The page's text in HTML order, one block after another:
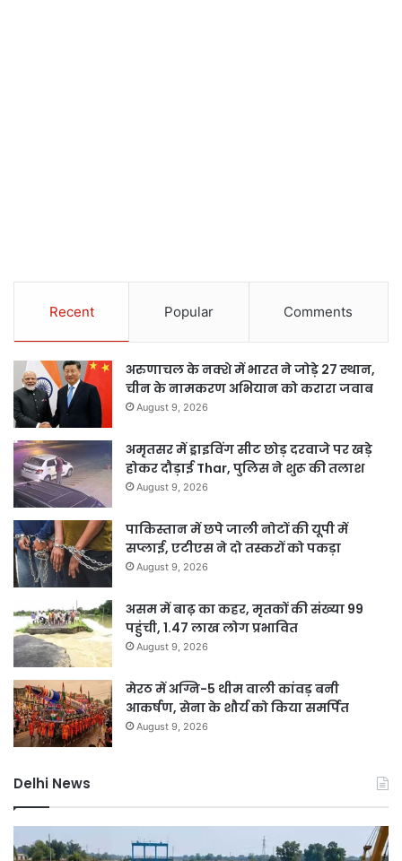
Recent Popular Comments
अरुणाचल के नक्शे में भारत ने जोड़े 27 स्थान,
चीन के नामकरण अभियान को करारा जवाब
August 9, 2026
अमृतसर में ड्राइविंग सीट छोड़ दरवाजे पर खड़े
होकर दौड़ाई Thar, पुलिस ने शुरू की तलाश
August 9, 2026
पाकिस्तान में छपे जाली नोटों की यूपी में
सप्लाई, एटीएस ने दो तस्करों को पकड़ा
August 9, 2026
असम में बाढ़ का कहर, मृतकों की संख्या 99
पहुंची, 1.47 लाख लोग प्रभावित
August 9, 2026
मेरठ में अग्नि-5 थीम वाली कांवड़ बनी
आकर्षण, सेना के शौर्य को किया समर्पित
August 9, 2026
Delhi News
नहर
में